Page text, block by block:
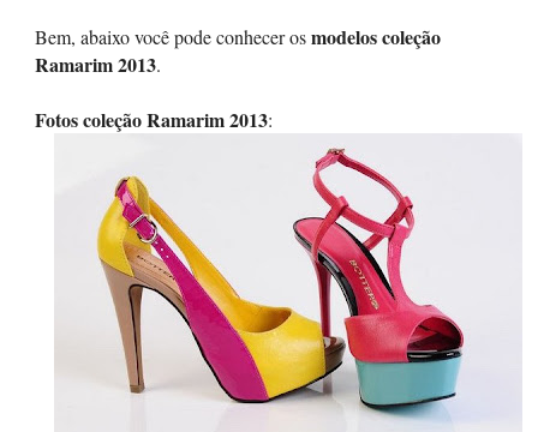
Bem, abaixo você pode conhecer osmodelos coleção
Ramarim 2013.
Fotos coleção Ramarim 2013: